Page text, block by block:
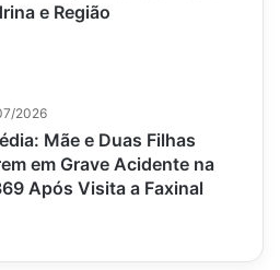
e Região
2026
Mãe e Duas Filhas
em Grave Acidente na
Após Visita a Faxinal